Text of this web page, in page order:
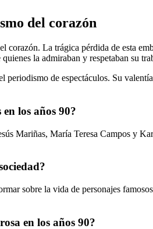
del corazón
La trágica pérdida de esta
la admiraban y respetaban su
de espectáculos. Su
los años 90?
Mariñas, María Teresa Campos y
sobre la vida de personajes
en los años 90?